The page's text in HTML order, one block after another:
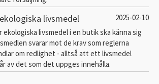
livsmedel
2025-02-10
ekologiska livsmedel i en butik ska känna sig
svarar mot de krav som reglerna
om redlighet - alltså att ett livsmedel
av det som det uppges innehålla.